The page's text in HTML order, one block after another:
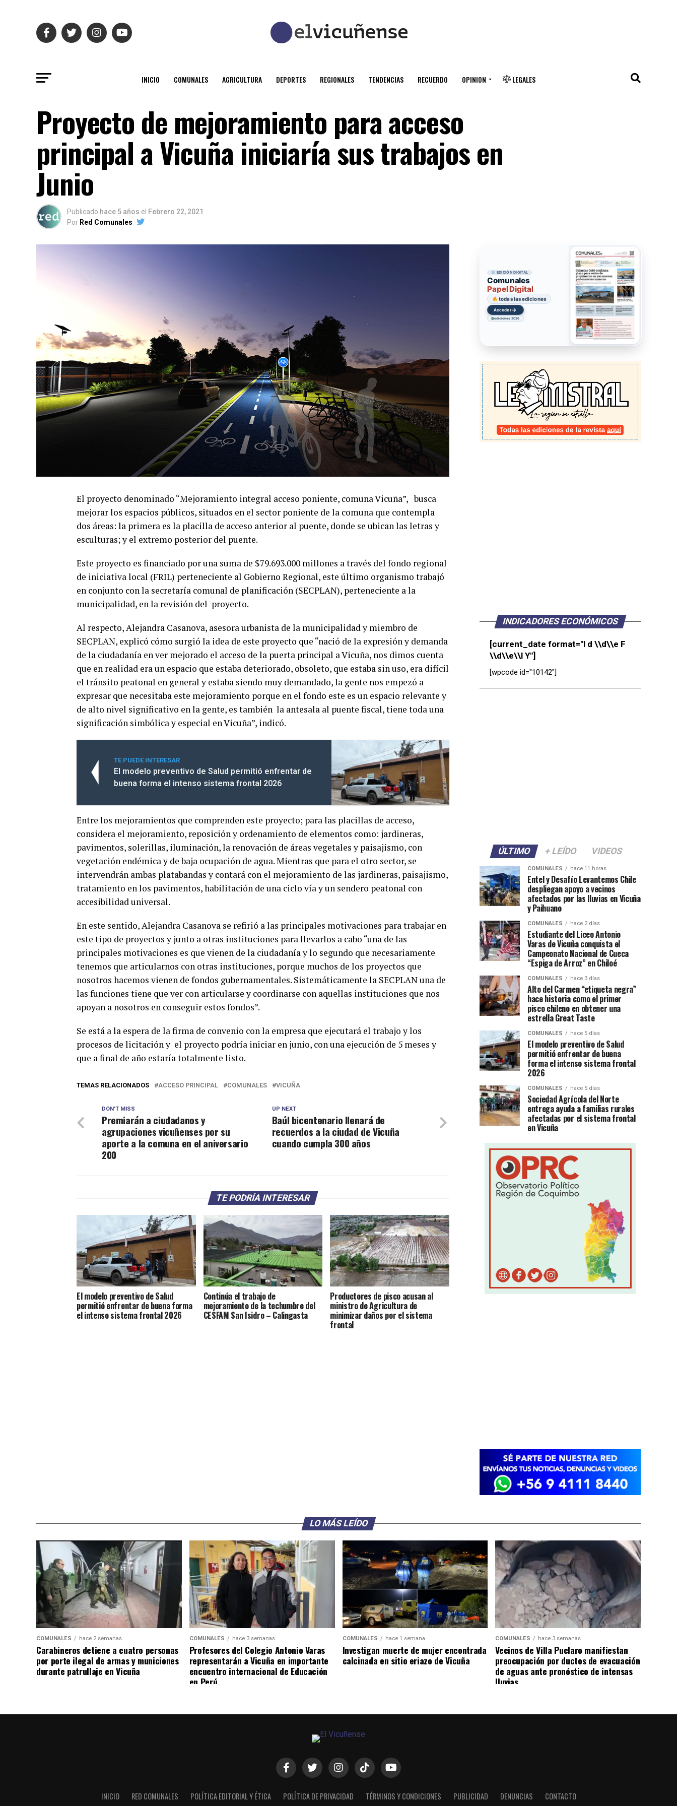
INICIO COMUNALES AGRICULTURA DEPORTES REGIONALES TENDENCIAS RECUERDO OPINION LEGALES
Proyecto de mejoramiento para acceso
principal a Vicuña iniciaría sus trabajos en
Junio
Publicado hace 5 años el Febrero 22, 2021
Por Red Comunales
El proyecto denominado “Mejoramiento integral acceso poniente, comuna Vicuña”, busca
mejorar los espacios públicos, situados en el sector poniente de la comuna que contempla
dos áreas: la primera es la placilla de acceso anterior al puente, donde se ubican las letras y
esculturas; y el extremo posterior del puente.
Este proyecto es financiado por una suma de $79.693.000 millones a través del fondo regional
de iniciativa local (FRIL) perteneciente al Gobierno Regional, este último organismo trabajó
en conjunto con la secretaría comunal de planificación (SECPLAN), perteneciente a la
municipalidad, en la revisión del proyecto.
Al respecto, Alejandra Casanova, asesora urbanista de la municipalidad y miembro de
SECPLAN, explicó cómo surgió la idea de este proyecto que “nació de la expresión y demanda
de la ciudadanía en ver mejorado el acceso de la puerta principal a Vicuña, nos dimos cuenta
que en realidad era un espacio que estaba deteriorado, obsoleto, que estaba sin uso, era difícil
el tránsito peatonal en general y estaba siendo muy demandado, la gente nos empezó a
expresar que necesitaba este mejoramiento porque en el fondo este es un espacio relevante y
de alto nivel significativo en la gente, es también la antesala al puente fiscal, tiene toda una
significación simbólica y especial en Vicuña”, indicó.
TE PUEDE INTERESAR
El modelo preventivo de Salud permitió enfrentar de
buena forma el intenso sistema frontal 2026
Entre los mejoramientos que comprenden este proyecto; para las placillas de acceso,
considera el mejoramiento, reposición y ordenamiento de elementos como: jardineras,
pavimentos, solerillas, iluminación, la renovación de áreas vegetales y paisajismo, con
vegetación endémica y de baja ocupación de agua. Mientras que para el otro sector, se
intervendrán ambas platabandas y contará con el mejoramiento de las jardineras, paisajismo,
tratamiento en los pavimentos, habilitación de una ciclo vía y un sendero peatonal con
accesibilidad universal.
En este sentido, Alejandra Casanova se refirió a las principales motivaciones para trabajar en
este tipo de proyectos y junto a otras instituciones para llevarlos a cabo “una de las
principales motivaciones es que vienen de la ciudadanía y lo segundo que necesariamente
tenemos que articularnos con otras instituciones, porque muchos de los proyectos que
nosotros hacemos vienen de fondos gubernamentales. Sistemáticamente la SECPLAN una de
las funciones tiene que ver con articularse y coordinarse con aquellas instituciones que nos
apoyan a nosotros en conseguir estos fondos”.
Se está a la espera de la firma de convenio con la empresa que ejecutará el trabajo y los
procesos de licitación y el proyecto podría iniciar en junio, con una ejecución de 5 meses y
que a final de año estaría totalmente listo.
TEMAS RELACIONADOS ACCESO PRINCIPAL COMUNALES VICUÑA
UP NEXT
Baúl bicentenario llenará de
recuerdos a la ciudad de Vicuña
cuando cumpla 300 años
DON'T MISS
Premiarán a ciudadanos y
agrupaciones vicuñenses por su
aporte a la comuna en el aniversario
200
TE PODRÍA INTERESAR
El modelo preventivo de Salud
permitió enfrentar de buena forma
el intenso sistema frontal 2026
Continúa el trabajo de
mejoramiento de la techumbre del
CESFAM San Isidro – Calingasta
Productores de pisco acusan al
ministro de Agricultura de
minimizar daños por el sistema
frontal
EDICIÓN DIGITAL
Comunales
Papel Digital
todas las ediciones
Acceder→
ediciones 2026
INDICADORES ECONÓMICOS
[current_date format="l d \\d\\e F
\\d\\e\\l Y"]
[wpcode id="10142"]
ÚLTIMO + LEÍDO VIDEOS
COMUNALES hace 11 horas
Entel y Desafío Levantemos Chile
despliegan apoyo a vecinos
afectados por las lluvias en Vicuña
y Paihuano
COMUNALES hace 2 días
Estudiante del Liceo Antonio
Varas de Vicuña conquista el
Campeonato Nacional de Cueca
“Espiga de Arroz” en Chiloé
COMUNALES hace 3 días
Alto del Carmen “etiqueta negra”
hace historia como el primer
pisco chileno en obtener una
estrella Great Taste
COMUNALES hace 5 días
El modelo preventivo de Salud
permitió enfrentar de buena
forma el intenso sistema frontal
2026
COMUNALES hace 5 días
Sociedad Agrícola del Norte
entrega ayuda a familias rurales
afectadas por el sistema frontal
en Vicuña
LO MÁS LEÍDO
COMUNALES hace 2 semanas
Carabineros detiene a cuatro personas
por porte ilegal de armas y municiones
durante patrullaje en Vicuña
COMUNALES hace 3 semanas
Profesores del Colegio Antonio Varas
representarán a Vicuña en importante
encuentro internacional de Educación
en Perú
COMUNALES hace 1 semana
Investigan muerte de mujer encontrada
calcinada en sitio eriazo de Vicuña
COMUNALES hace 3 semanas
Vecinos de Villa Puclaro manifiestan
preocupación por ductos de evacuación
de aguas ante pronóstico de intensas
lluvias
INICIO RED COMUNALES POLÍTICA EDITORIAL Y ÉTICA POLÍTICA DE PRIVACIDAD TÉRMINOS Y CONDICIONES PUBLICIDAD DENUNCIAS CONTACTO